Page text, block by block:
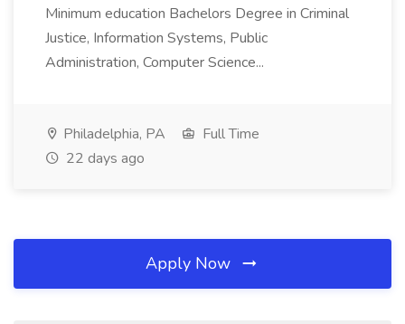
Minimum education Bachelors Degree in Criminal
Justice, Information Systems, Public
Administration, Computer Science...
Philadelphia, PA
Full Time
22 days ago
Apply Now